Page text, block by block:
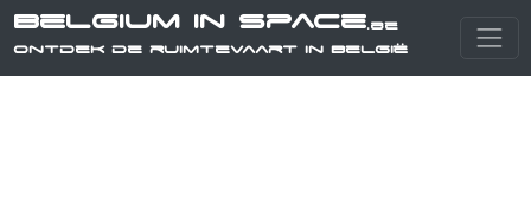
Belgium in Space.be
Ontdek de ruimtevaart in België